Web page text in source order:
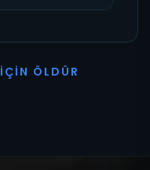
İ ÇI N Ö L D Ü R